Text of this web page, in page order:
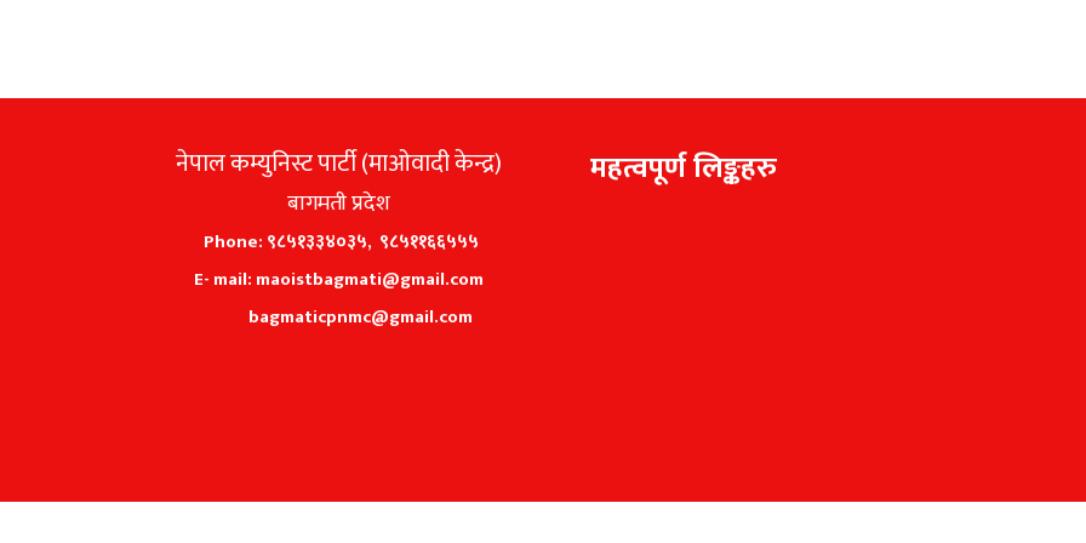
नेपाल कम्युनिस्ट पार्टी (माओवादी केन्द्र)
बागमती प्रदेश
Phone: ९८५१३३४०३५, ९८५११६६५५५
E- mail: maoistbagmati@gmail.com
bagmaticpnmc@gmail.com
महत्वपूर्ण लिङ्कहरु